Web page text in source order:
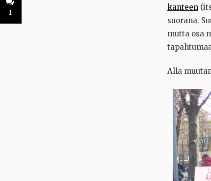
1
kanteen
suorana.
mutta osa
Alla